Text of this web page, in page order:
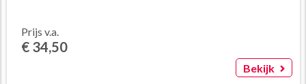
Prijs v.a.
€ 34,50
Bekijk